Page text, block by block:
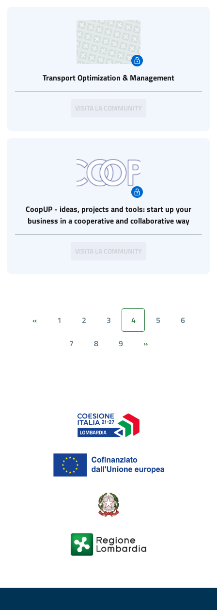
Transport Optimization & Management
VISITA LA COMMUNITY
CoopUP - ideas, projects and tools: start up your
business in a cooperative and collaborative way
VISITA LA COMMUNITY
« 1 2 3 4 5
6
7
8 9 »